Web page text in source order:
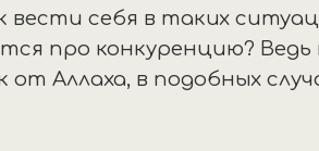
вести себя в таких
про конкуренцию? Ведь
от Аллаха, в подобных